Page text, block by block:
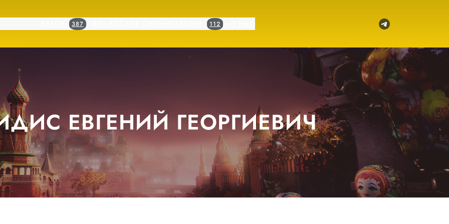
387 112 Telegram
ЕВГЕНИЙ ГЕОРГИЕВИЧ